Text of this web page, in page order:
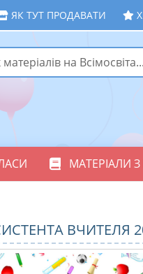
ЯК ТУТ ПРОДАВАТИ
МАТЕРІАЛИ
ВЧИТЕЛЯ